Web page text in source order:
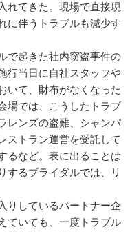
れてきた。現場で直接現
に伴うトラブルも減少す
で起きた社内窃盗事件の
行当日に自社スタッフや
いて、財布がなくなった
場では、こうしたトラブ
レンズの盗難、シャンパ
ストラン運営を受託して
るなど。表に出ることは
するブライダルでは、リ
りしているパートナー企
ていても、一度トラブル